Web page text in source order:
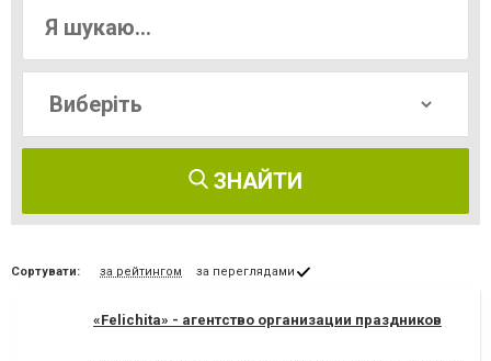
ЗНАЙТИ
Сортувати: за рейтингом за переглядами
«Felichita» - агентство организации праздников